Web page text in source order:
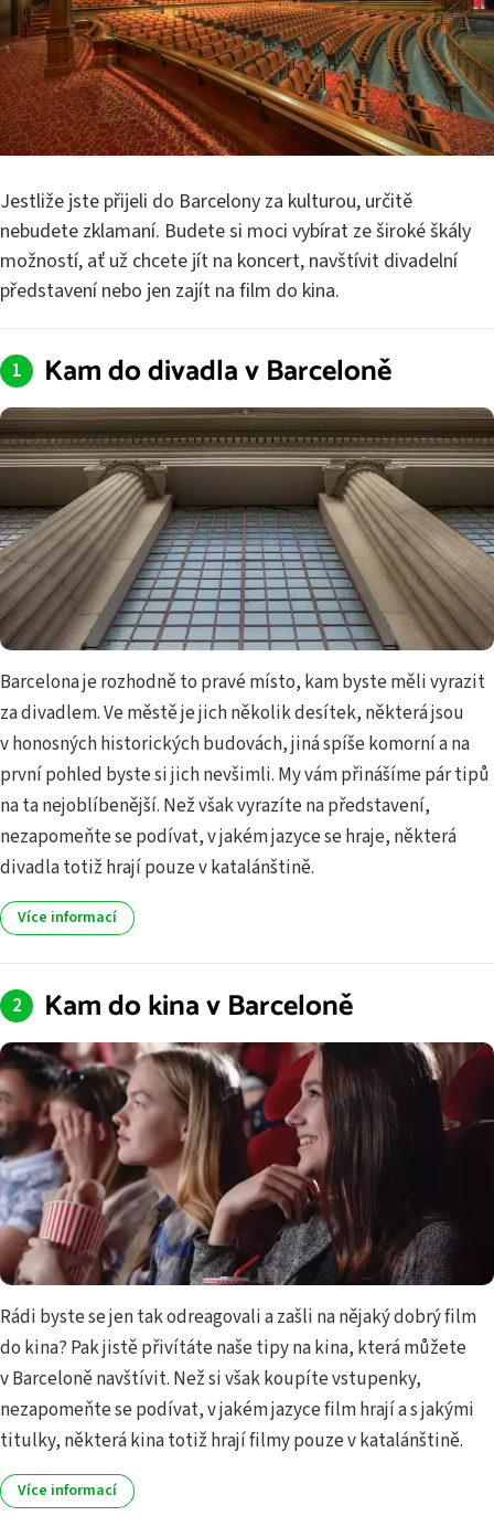
Jestliže jste přijeli do Barcelony za kulturou, určitě
nebudete zklamaní. Budete si moci vybírat ze široké škály
možností, ať už chcete jít na koncert, navštívit divadelní
představení nebo jen zajít na film do kina.
Kam do divadla v Barceloně
Barcelona je rozhodně to pravé místo, kam byste měli vyrazit
za divadlem. Ve městě je jich několik desítek, některá jsou
v honosných historických budovách, jiná spíše komorní a na
první pohled byste si jich nevšimli. My vám přinášíme pár tipů
na ta nejoblíbenější. Než však vyrazíte na představení,
nezapomeňte se podívat, v jakém jazyce se hraje, některá
divadla totiž hrají pouze v katalánštině.
Více informací
Kam do kina v Barceloně
Rádi byste se jen tak odreagovali a zašli na nějaký dobrý film
do kina? Pak jistě přivítáte naše tipy na kina, která můžete
v Barceloně navštívit. Než si však koupíte vstupenky,
nezapomeňte se podívat, v jakém jazyce film hrají a s jakými
titulky, některá kina totiž hrají filmy pouze v katalánštině.
Více informací